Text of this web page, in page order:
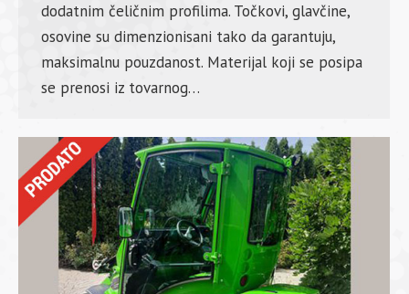
dodatnim čeličnim profilima. Točkovi, glavčine,
osovine su dimenzionisani tako da garantuju,
maksimalnu pouzdanost. Materijal koji se posipa
se prenosi iz tovarnog…